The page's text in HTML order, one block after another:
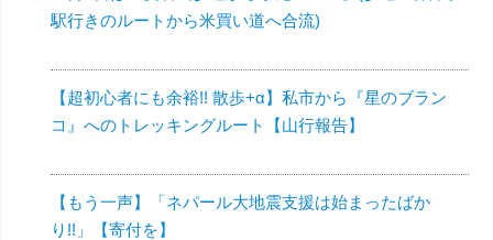
駅行きのルートから米買い道へ合流)
【超初心者にも余裕!! 散歩+α】私市から『星のブラン
コ』へのトレッキングルート【山行報告】
【もう一声】「ネパール大地震支援は始まったばか
り!!」【寄付を】